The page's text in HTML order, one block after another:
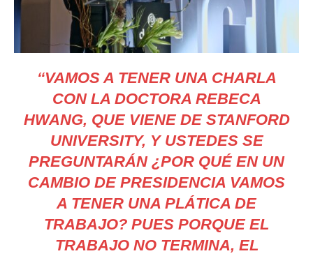
‘‘VAMOS A TENER UNA CHARLA
CON LA DOCTORA REBECA
HWANG, QUE VIENE DE STANFORD
UNIVERSITY, Y USTEDES SE
PREGUNTARÁN ¿POR QUÉ EN UN
CAMBIO DE PRESIDENCIA VAMOS
A TENER UNA PLÁTICA DE
TRABAJO? PUES PORQUE EL
TRABAJO NO TERMINA, EL